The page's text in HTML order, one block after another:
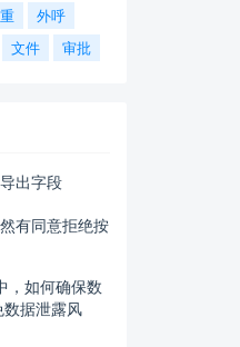
外呼
文件 审批
出字段
有同意拒绝按
，如何确保数
据泄露风